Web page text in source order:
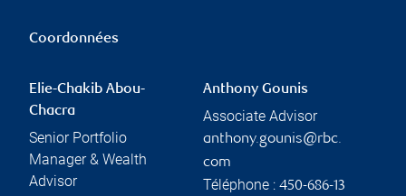
Coordonnées
Elie-Chakib Abou-
Chacra
Senior Portfolio
Manager & Wealth
Advisor
Anthony Gounis
Associate Advisor
anthony.gounis@rbc.
com
Téléphone : 450-686-13